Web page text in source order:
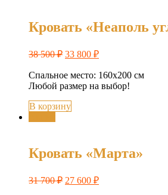
Кровать «Неаполь
38 500₽ 33 800 ₽
Спальное место: 160х200 см
Любой размер на выбор!
В корзину
Кровать «Марта»
31 700₽ 27 600 ₽